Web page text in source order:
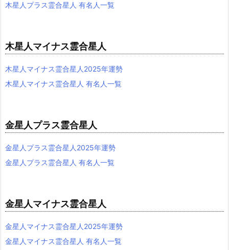
木星人プラス霊合星人 有名人一覧
木星人マイナス霊合星人
木星人マイナス霊合星人2025年運勢
木星人マイナス霊合星人 有名人一覧
金星人プラス霊合星人
金星人プラス霊合星人2025年運勢
金星人プラス霊合星人 有名人一覧
金星人マイナス霊合星人
金星人マイナス霊合星人2025年運勢
金星人マイナス霊合星人 有名人一覧